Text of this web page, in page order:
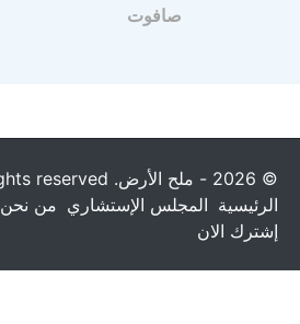
صافوت
© 2026 - ملح الأرض. All rights reserved.
الرئيسية المجلس الإستشاري من نحن
إشترك الان